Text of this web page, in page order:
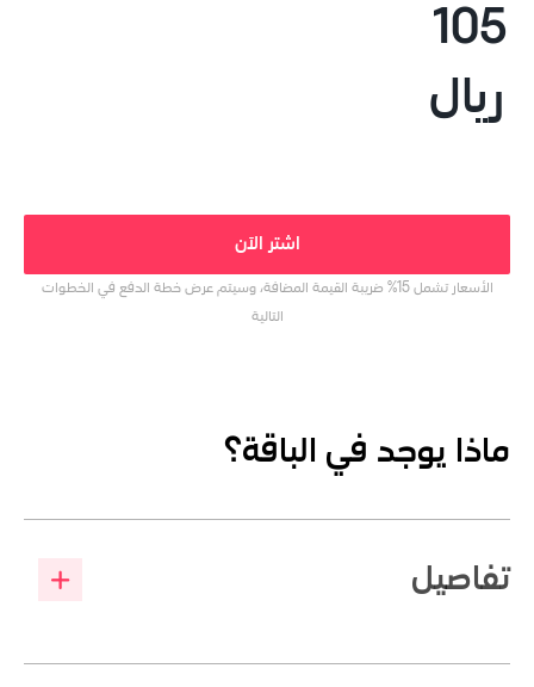
105
ريال
اشتر الآن
الأسعار تشمل 15% ضريبة القيمة المضافة، وسيتم عرض خطة الدفع في الخطوات
التالية
ماذا يوجد في الباقة؟
تفاصيل